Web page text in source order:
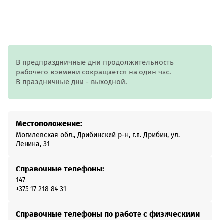
В предпраздничные дни продолжительность
рабочего времени сокращается на один час.
В праздничные дни - выходной.
Местоположение:
Могилевская обл., Дрибинский р-н, г.п. Дрибин, ул.
Ленина, 31
Справочные телефоны:
147
+375 17 218 84 31
Справочные телефоны по работе с физическими